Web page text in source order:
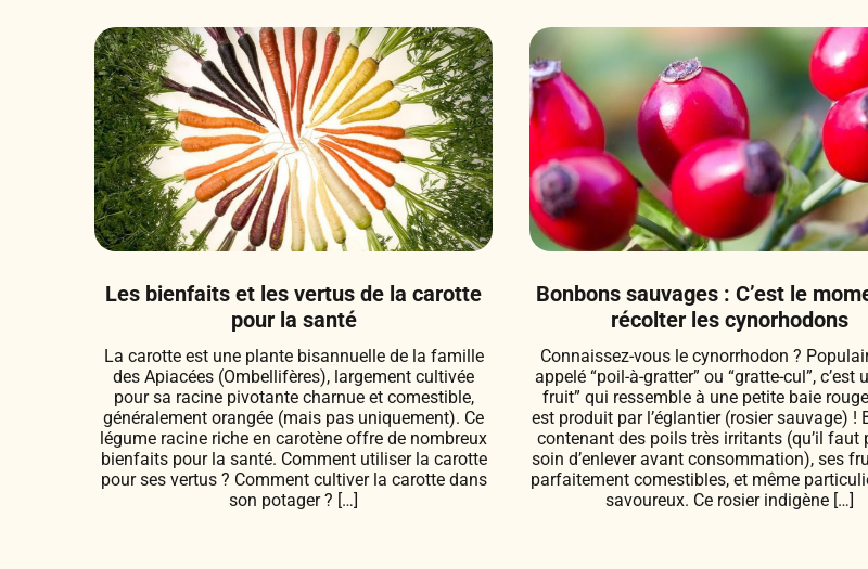
Les bienfaits et les vertus de la carotte
pour la santé
La carotte est une plante bisannuelle de la famille
des Apiacées (Ombellifères), largement cultivée
pour sa racine pivotante charnue et comestible,
généralement orangée (mais pas uniquement). Ce
légume racine riche en carotène offre de nombreux
bienfaits pour la santé. Comment utiliser la carotte
pour ses vertus ? Comment cultiver la carotte dans
son potager ? […]
Bonbons sauvages : C’est le
récolter les cynorhodons
Connaissez-vous le cynorrhodon ?
appelé “poil-à-gratter” ou “gratte-cul”, c’est
fruit” qui ressemble à une petite baie
est produit par l’églantier (rosier sauvage) !
contenant des poils très irritants (qu’il faut
soin d’enlever avant consommation), ses
parfaitement comestibles, et même
savoureux. Ce rosier indigène […]